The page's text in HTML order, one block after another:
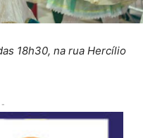
18h30, na rua Hercílio
-